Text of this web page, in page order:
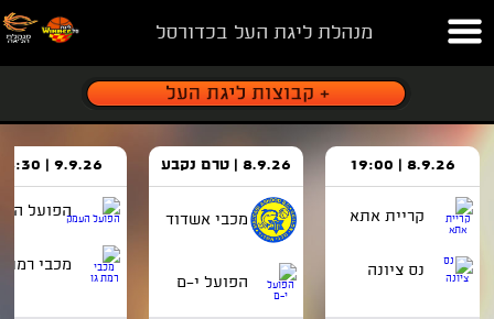
מנהלת ליגת העל בכדורסל
8.9.26 | 19:00
קריית אתא
נס ציונה
8.9.26 | טרם נקבע
מכבי אשדוד
הפועל י-ם
9.9.26 | 18:30
הפועל
מכבי רמת